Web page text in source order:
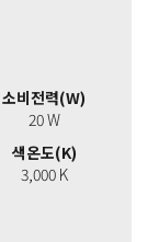
소비전력(W)
20 W
색온도(K)
3,000 K